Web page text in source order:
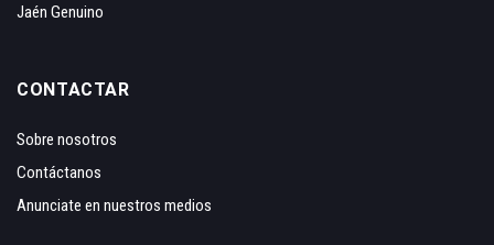
Jaén Genuino
CONTACTAR
Sobre nosotros
Contáctanos
Anunciate en nuestros medios